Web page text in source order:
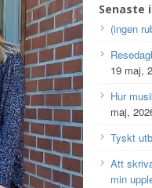
Senaste
(ingen
19 maj,
Hur
maj,
Tyskt
Att
min